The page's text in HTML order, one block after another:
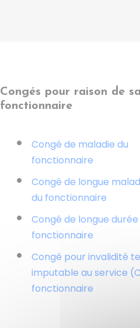
Congés pour raison de
fonctionnaire
Congé de maladie du
fonctionnaire
Congé de longue
du fonctionnaire
Congé de longue durée
fonctionnaire
Congé pour invalidité
imputable au service
fonctionnaire